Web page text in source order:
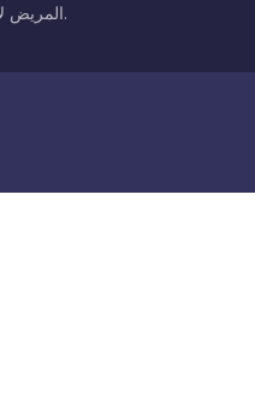
المريض لا يقدم نصائح طبية أو تشخيص أو علاج.